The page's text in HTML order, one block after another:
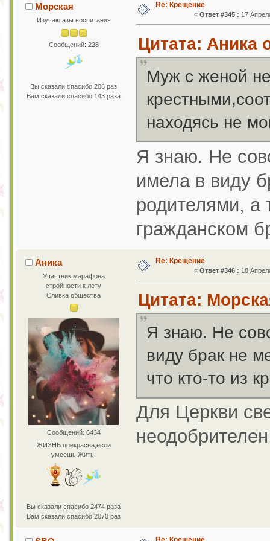
Морская
Изучаю азы воспитания
Сообщений: 228
Вы сказали спасибо 206 раз
Вам сказали спасибо 143 раза
Re: Крещение
«Ответ #345 : 17
Цитата: Аника
Муж с женой
находясь не
Я знаю. Не
имела в виду
родителями, а
гражданском
Аника
Участник марафона
стройности к лету
Сливка общества
Сообщений: 6434
ЖИЗНЬ прекрасна,если
умеешь Жить!
Вы сказали спасибо 2474 раза
Вам сказали спасибо 2070 раз
Re: Крещение
«Ответ #346 : 18
Цитата:
Я знаю. Не
виду брак не
что кто-то из
Для Церкви